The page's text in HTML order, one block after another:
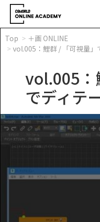
Top
＋画 ONLINE
vol.005：鯉群 / 「可視量」
vol.005：
でディテ